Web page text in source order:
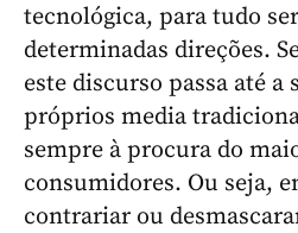
tecnológica, para tudo
determinadas direções.
este discurso passa até a
próprios media
sempre à procura do
consumidores. Ou seja,
contrariar ou